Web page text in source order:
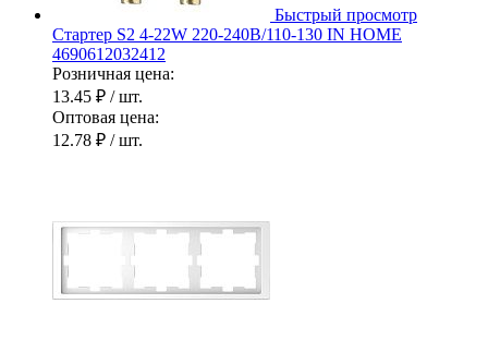
Быстрый просмотр
Стартер S2 4-22W 220-240В/110-130 IN HOME
4690612032412
Розничная цена:
13.45 ₽ / шт.
Оптовая цена:
12.78 ₽ / шт.